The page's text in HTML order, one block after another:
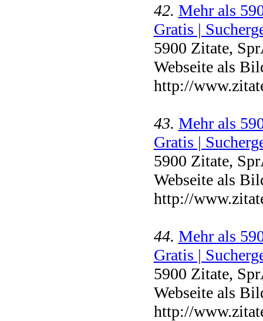
42. Mehr als
Gratis |
5900 Zitate,
Webseite als
http://
43. Mehr als
Gratis |
5900 Zitate,
Webseite als
http://
44. Mehr als
Gratis |
5900 Zitate,
Webseite als
http://